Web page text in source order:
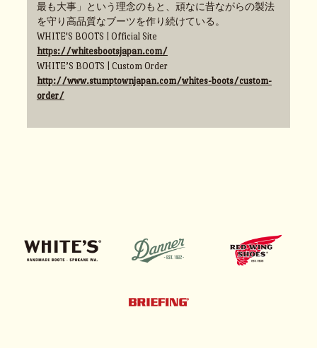
最も大事」という理念のもと、頑なに昔ながらの製法
を守り高品質なブーツを作り続けている。
WHITE'S BOOTS | Official Site
https://whitesbootsjapan.com/
WHITE’S BOOTS | Custom Order
http://www.stumptownjapan.com/whites-boots/custom-
order/